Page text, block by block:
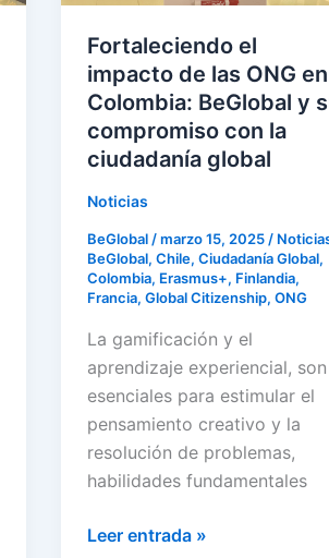
Fortaleciendo el
impacto de las ONG en
Colombia: BeGlobal y
compromiso con la
ciudadanía global
Noticias
BeGlobal/marzo 15, 2025/
BeGlobal, Chile, Ciudadanía Global,
Colombia, Erasmus+, Finlandia,
Francia, Global Citizenship, ONG
La gamificación y el
aprendizaje experiencial, son
esenciales para estimular el
pensamiento creativo y la
resolución de problemas,
habilidades fundamentales
Colombia:
BeGlobal
y
su
compromiso
la
ciudadanía
global
Leer entrada »